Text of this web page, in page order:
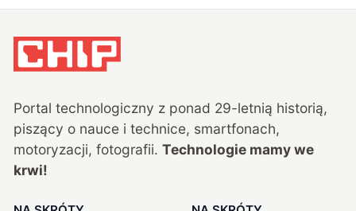
Portal technologiczny z ponad 29-letnią historią,
piszący o nauce i technice, smartfonach,
motoryzacji, fotografii. Technologie mamy we
krwi!